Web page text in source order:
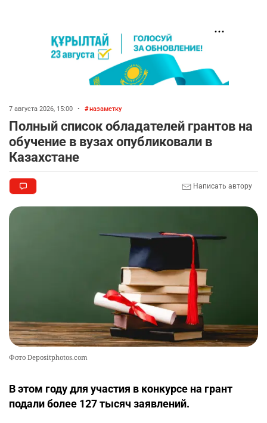
7 августа 2026, 15:00 • назаметку
Полный список обладателей грантов на
обучение в вузах опубликовали в
Казахстане
Написать автору
Фото Depositphotos.com
В этом году для участия в конкурсе на грант
подали более 127 тысяч заявлений.